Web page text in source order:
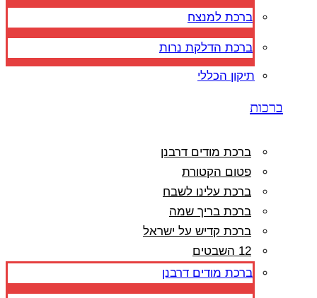
ברכת למנצח
ברכת הדלקת נרות
תיקון הכללי
ברכות
ברכת מודים דרבנן
פטום הקטורת
ברכת עלינו לשבח
ברכת בריך שמה
ברכת קדיש על ישראל
12 השבטים
ברכת מודים דרבנן